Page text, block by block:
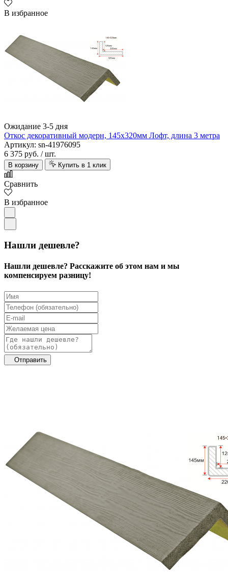
В избранное
Ожидание 3-5 дня
Откос декоративный модерн, 145х320мм Лофт, длина 3 метра
Артикул: sn-41976095
6 375 руб. / шт.
В корзину Купить в 1 клик
Сравнить
В избранное
Нашли дешевле?
Нашли дешевле? Расскажите об этом нам и мы
компенсируем разницу!
Отправить